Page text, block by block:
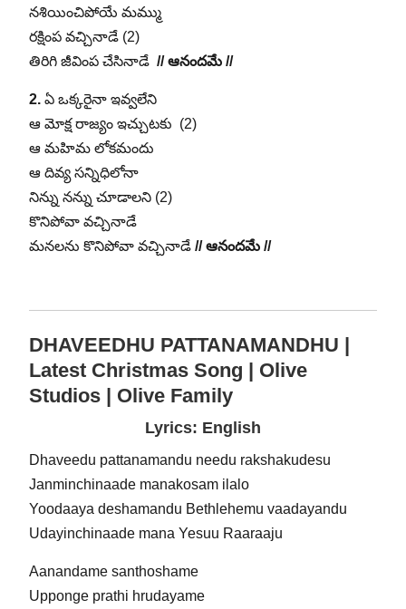
నశియించిపోయే మమ్ము
రక్షింప వచ్చినాడే (2)
తిరిగి జీవింప చేసినాడే// ఆనందమే //
2. ఏ ఒక్కరైనా ఇవ్వలేని
ఆ మోక్ష రాజ్యం ఇచ్చుటకు (2)
ఆ మహిమ లోకమందు
ఆ దివ్య సన్నిధిలోనా
నిన్ను నన్ను చూడాలని (2)
కొనిపోవా వచ్చినాడే
మనలను కొనిపోవా వచ్చినాడే // ఆనందమే //
DHAVEEDHU PATTANAMANDHU |
Latest Christmas Song | Olive
Studios | Olive Family
Lyrics: English
Dhaveedu pattanamandu needu rakshakudesu
Janminchinaade manakosam ilalo
Yoodaaya deshamandu Bethlehemu vaadayandu
Udayinchinaade mana Yesuu Raaraaju
Aanandame santhoshame
Upponge prathi hrudayame